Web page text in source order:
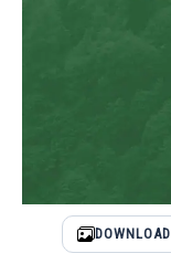
DOWNLOAD